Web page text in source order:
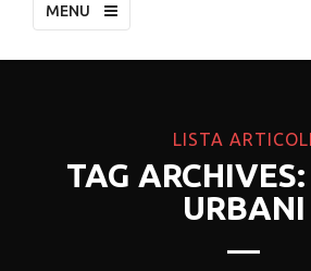
MENU
LISTA ARTICOLI
TAG
URBANI